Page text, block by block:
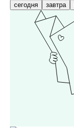
сегодня завтра